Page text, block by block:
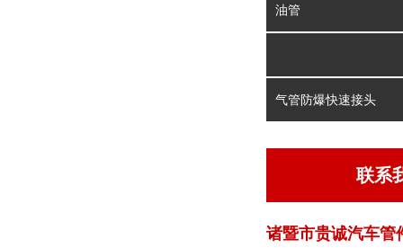
油管
气管防爆快速接头
联系
诸暨市贵诚汽车管